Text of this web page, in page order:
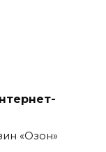
«Озон»